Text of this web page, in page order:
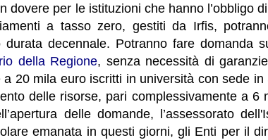
dovere per le istituzioni che hanno l’obbligo
a tasso zero, gestiti da Irfis,
durata decennale. Potranno fare domanda
della Regione, senza necessità di
a 20 mila euro iscritti in università con sede in
delle risorse, pari complessivamente a 6
delle domande, l’assessorato
emanata in questi giorni, gli Enti per il